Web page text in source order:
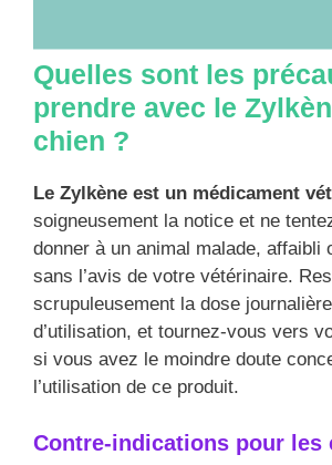
Quelles sont les
prendre avec le
chien ?
Le Zylkène est un médicament
soigneusement la notice et ne
donner à un animal malade, affaibli
sans l’avis de votre vétérinaire.
scrupuleusement la dose
d’utilisation, et tournez-vous vers
si vous avez le moindre doute
l’utilisation de ce produit.
Contre-indications pour les